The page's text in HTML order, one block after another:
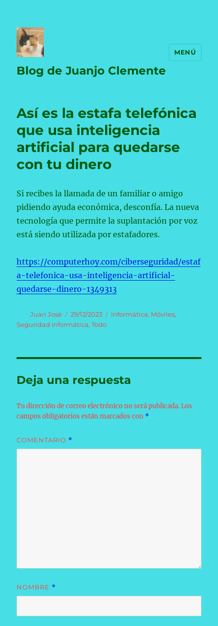
Blog de Juanjo Clemente
MENÚ
Así es la estafa telefónica
que usa inteligencia
artificial para quedarse
con tu dinero
Si recibes la llamada de un familiar o amigo
pidiendo ayuda económica, desconfía. La nueva
tecnología que permite la suplantación por voz
está siendo utilizada por estafadores.
https://computerhoy.com/ciberseguridad/estaf
a-telefonica-usa-inteligencia-artificial-
quedarse-dinero-1349313
Autor
Juan José
Publicado
el
29/12/2023 Categorías
Informática, Móviles,
Seguridad Informática,Todo
Deja una respuesta
Tu dirección de correo electrónico no será publicada. Los
campos obligatorios están marcados con *
COMENTARIO *
NOMBRE *